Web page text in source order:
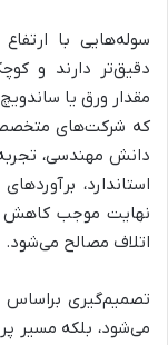
سوله‌هایی با
دقیق‌تر دارند و
مقدار ورق یا
که شرکت‌های متخصص
دانش مهندسی،
استاندارد،
نهایت موجب کاهش
اتلاف مصالح می‌شود.
تصمیم‌گیری براساس
می‌شود، بلکه مسیر